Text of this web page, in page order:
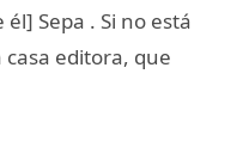
Sepa . Si no está
editora, que